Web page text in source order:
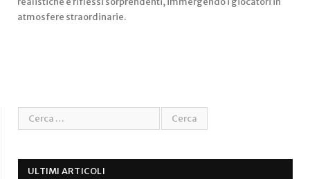
atmosfere straordinarie.
ULTIMI ARTICOLI